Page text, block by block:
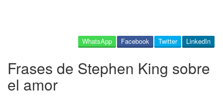
LinkedIn
Twitter
Facebook
WhatsApp
Frases de Stephen King sobre
el amor